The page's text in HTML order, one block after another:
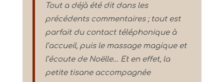
Tout a déjà été dit dans les
précédents commentaires ; tout est
parfait du contact téléphonique à
l’accueil, puis le massage magique et
l’écoute de Noëlle… Et en effet, la
petite tisane accompagnée